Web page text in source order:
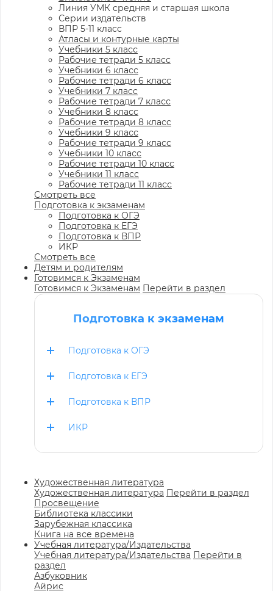
Линия УМК средняя и старшая школа
Серии издательств
ВПР 5-11 класс
Атласы и контурные карты
Учебники 5 класс
Рабочие тетради 5 класс
Учебники 6 класс
Рабочие тетради 6 класс
Учебники 7 класс
Рабочие тетради 7 класс
Учебники 8 класс
Рабочие тетради 8 класс
Учебники 9 класс
Рабочие тетради 9 класс
Учебники 10 класс
Рабочие тетради 10 класс
Учебники 11 класс
Рабочие тетради 11 класс
Смотреть все
Подготовка к экзаменам
Подготовка к ОГЭ
Подготовка к ЕГЭ
Подготовка к ВПР
ИКР
Смотреть все
Детям и родителям
Готовимся к Экзаменам
Готовимся к Экзаменам Перейти в раздел
Подготовка к экзаменам
Подготовка к ОГЭ
Подготовка к ЕГЭ
Подготовка к ВПР
ИКР
Художественная литература
Художественная литература Перейти в раздел
Просвещение
Библиотека классики
Зарубежная классика
Книга на все времена
Учебная литература/Издательства
Учебная литература/Издательства Перейти в
раздел
Азбуковник
Айрис